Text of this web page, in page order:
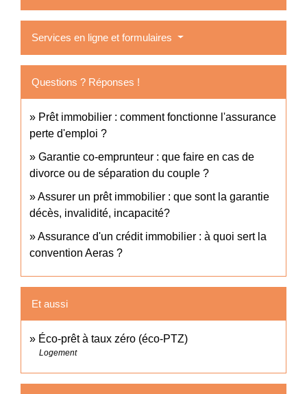
Services en ligne et formulaires
Questions ? Réponses !
Prêt immobilier : comment fonctionne l'assurance
perte d'emploi ?
Garantie co-emprunteur : que faire en cas de
divorce ou de séparation du couple ?
Assurer un prêt immobilier : que sont la garantie
décès, invalidité, incapacité?
Assurance d'un crédit immobilier : à quoi sert la
convention Aeras ?
Et aussi
Éco-prêt à taux zéro (éco-PTZ)
Logement